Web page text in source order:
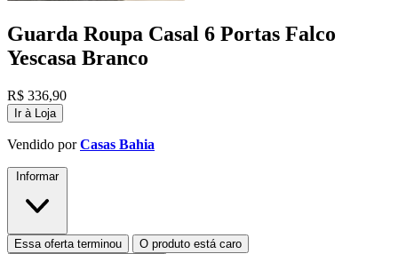
Guarda Roupa Casal 6 Portas Falco
Yescasa Branco
R$ 336,90
Ir à Loja
Vendido porCasas Bahia
Informar
Essa oferta terminou
O produto está caro